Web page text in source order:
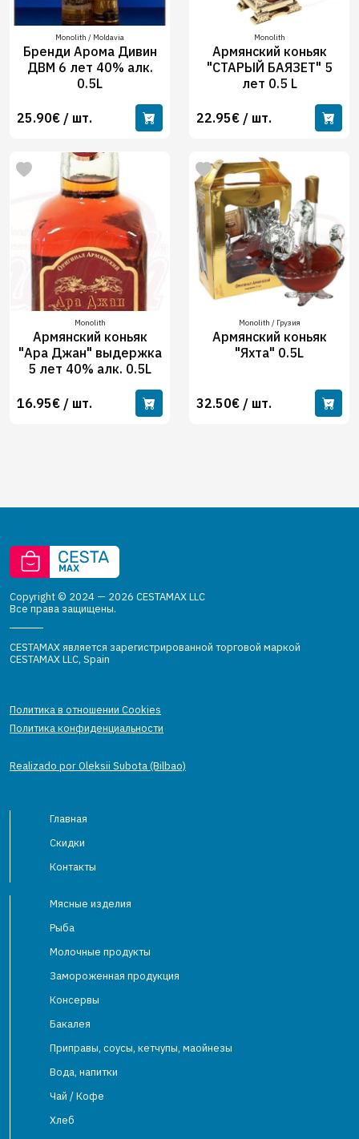
Monolith / Moldavia
Бренди Арома Дивин
ДВМ 6 лет 40% алк.
0.5L
25.90€ / шт.
Monolith
Армянский коньяк
"СТАРЫЙ БАЯЗЕТ" 5
лет 0.5 L
22.95€ / шт.
Monolith
Армянский коньяк
"Ара Джан" выдержка
5 лет 40% алк. 0.5L
16.95€ / шт.
Monolith / Грузия
Армянский коньяк
"Яхта" 0.5L
32.50€ / шт.
Copyright © 2024 — 2026 CESTAMAX LLC
Все права защищены.
CESTAMAX является зарегистрированной торговой маркой
CESTAMAX LLC, Spain
Политика в отношении Cookies
Политика конфиденциальности
Realizado por Oleksii Subota (Bilbao)
Главная
Скидки
Контакты
Мясные изделия
Рыба
Молочные продукты
Замороженная продукция
Консервы
Бакалея
Приправы, соусы, кетчупы, маойнезы
Вода, напитки
Чай / Кофе
Хлеб